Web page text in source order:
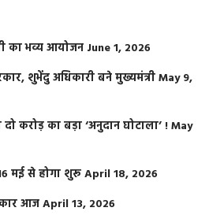
का भव्य आयोजन June 1, 2026
शुभेंदु अधिकारी बने मुख्यमंत्रीMay 9,
करोड़ का बड़ा ‘अनुदान घोटाला’ !May
मई से होगा शुरूApril 18, 2026
आजApril 13, 2026